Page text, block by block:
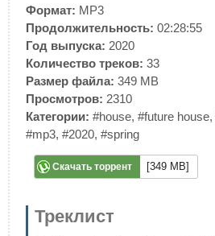
Формат: MP3
Продолжительность: 02:28:55
Год выпуска: 2020
Количество треков: 33
Размер файла: 349 MB
Просмотров: 2310
Категории: #house, #future house,
#mp3, #2020, #spring
Скачать торрент [349 MB]
Треклист